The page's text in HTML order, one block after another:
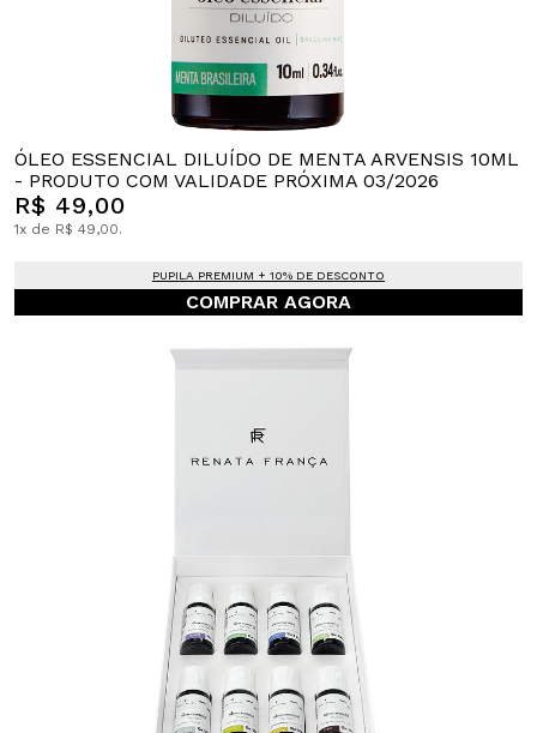
ÓLEO ESSENCIAL DILUÍDO DE MENTA ARVENSIS 10ML
- PRODUTO COM VALIDADE PRÓXIMA 03/2026
R$ 49,00
1x de R$ 49,00.
PUPILA PREMIUM + 10% DE DESCONTO
COMPRAR AGORA